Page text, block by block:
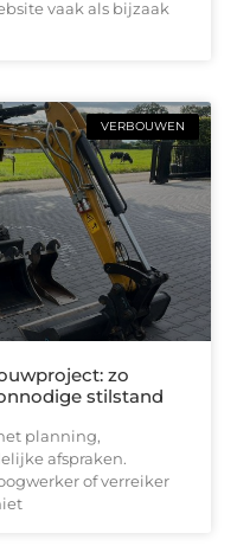
vaak als bijzaak
VERBOUWEN
zo
stilstand
planning,
afspraken.
of verreiker